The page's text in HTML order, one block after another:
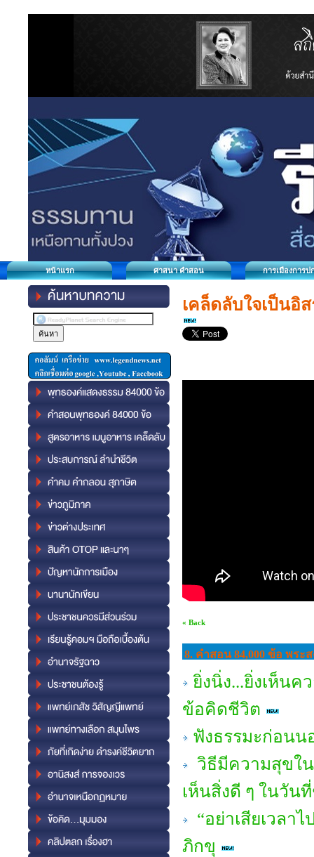
หน้าแรก ศาสนา คำสอน การเมืองการป
เคล็ดลับใจเป็นอิ
« Back
8. คำสอน 84,000 ข้อ พระ
ยิ่งนิ่ง...ยิ่งเห็นค
ข้อคิดชีวิต
ฟังธรรมะก่อนน
วิธีมีความสุขใ
เห็นสิ่งดี ๆ ในวัน
“อย่าเสียเวล
ภิกขุ